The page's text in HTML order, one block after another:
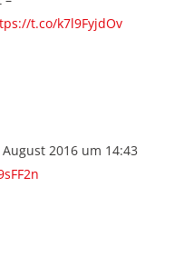
t.co/k7l9FyjdOv
2016 um 14:43